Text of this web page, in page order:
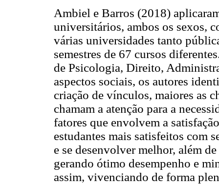
Ambiel e Barros (2018)
universitários, ambos os sexos,
várias universidades tanto
semestres de 67 cursos
de Psicologia, Direito,
aspectos sociais, os autores
criação de vínculos, maiores as
chamam a atenção para a
fatores que envolvem a
estudantes mais satisfeitos com
e se desenvolver melhor, além
gerando ótimo desempenho e
assim, vivenciando de forma